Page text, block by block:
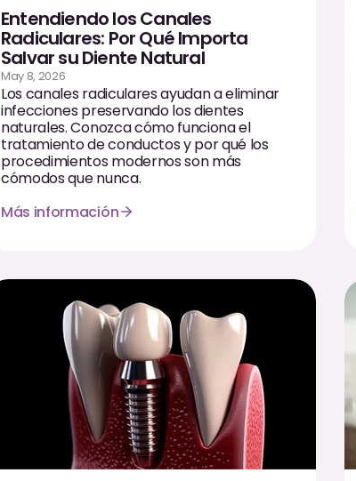
Entendiendo los Canales
Radiculares: Por Qué Importa
Salvar su Diente Natural
May 8, 2026
Los canales radiculares ayudan a eliminar
infecciones preservando los dientes
naturales. Conozca cómo funciona el
tratamiento de conductos y por qué los
procedimientos modernos son más
cómodos que nunca.
Más información